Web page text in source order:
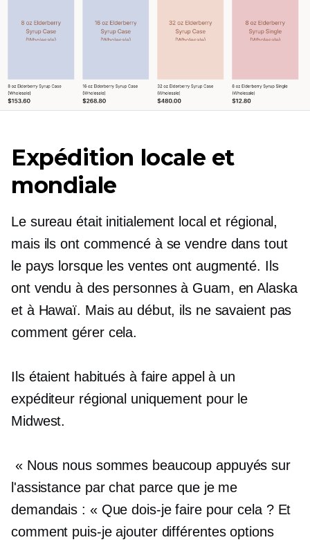
Expédition locale et
mondiale
Le sureau était initialement local et régional,
mais ils ont commencé à se vendre dans tout
le pays lorsque les ventes ont augmenté. Ils
ont vendu à des personnes à Guam, en Alaska
et à Hawaï. Mais au début, ils ne savaient pas
comment gérer cela.
Ils étaient habitués à faire appel à un
expéditeur régional uniquement pour le
Midwest.
« Nous nous sommes beaucoup appuyés sur
l'assistance par chat parce que je me
demandais : « Que dois-je faire pour cela ? Et
comment puis-je ajouter différentes options